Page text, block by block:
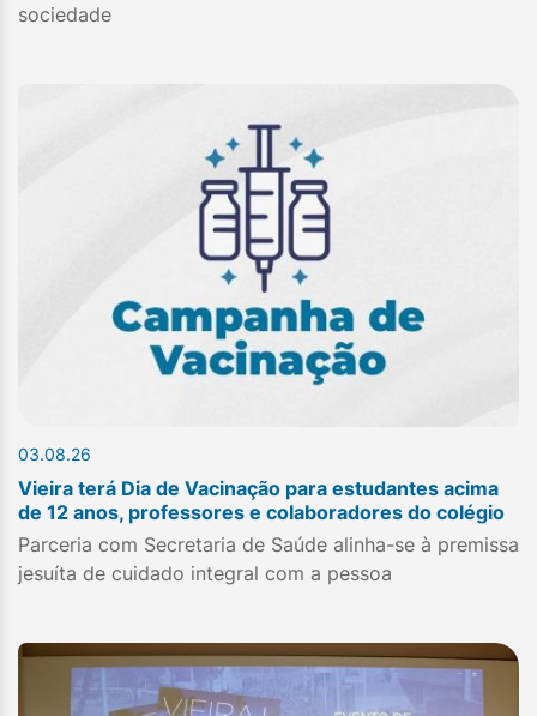
sociedade
03.08.26
Vieira terá Dia de Vacinação para estudantes acima
de 12 anos, professores e colaboradores do colégio
Parceria com Secretaria de Saúde alinha-se à premissa
jesuíta de cuidado integral com a pessoa